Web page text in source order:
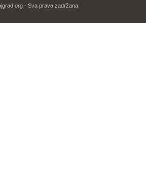
- Sva prava zadržana.